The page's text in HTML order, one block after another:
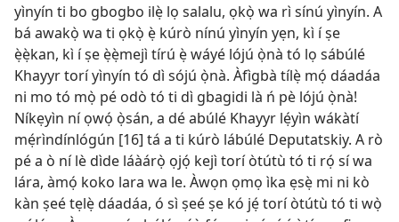
yìnyín ti bo gbogbo ilẹ̀ lọ salalu, ọkọ̀ wa rì sínú yìnyín. A
bá awakọ̀ wa ti ọkọ̀ ẹ̀ kúrò nínú yìnyín yẹn, kì í ṣe
ẹ̀ẹ̀kan, kì í ṣe ẹ̀ẹ̀mejì tírú ẹ̀ wáyé lójú ọ̀nà tó lọ sábúlé
Khayyr torí yìnyín tó dì sójú ọ̀nà. Àfìgbà tílẹ̀ mọ́ dáadáa
ni mo tó mọ̀ pé odò tó ti dì gbagidi là ń pè lójú ọ̀nà!
Níkẹyìn ní ọwọ́ ọ̀sán, a dé abúlé Khayyr lẹ́yìn wákàtí
mẹ́rìndínlógún [16] tá a ti kúrò lábúlé Deputatskiy. A rò
pé a ò ní lè dìde láàárọ̀ ọjọ́ kejì torí òtútù tó ti rọ́ sí wa
lára, àmọ́ koko lara wa le. Àwọn ọmọ ìka ẹsẹ̀ mi ni kò
kàn ṣeé tẹlẹ̀ dáadáa, ó sì ṣeé ṣe kó jẹ́ torí òtútù tó ti wọ̀